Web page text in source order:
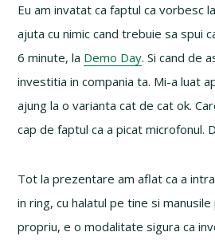
Eu am invatat ca faptul ca vorbesc
ajuta cu nimic cand trebuie sa spui
6 minute, la Demo Day. Si cand de
investitia in compania ta. Mi-a luat
ajung la o varianta cat de cat ok.
cap de faptul ca a picat microfonul.
Tot la prezentare am aflat ca a
in ring, cu halatul pe tine si
propriu, e o modalitate sigura ca